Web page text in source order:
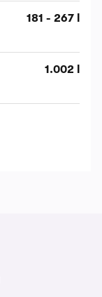
181 - 267 l
1.002 l